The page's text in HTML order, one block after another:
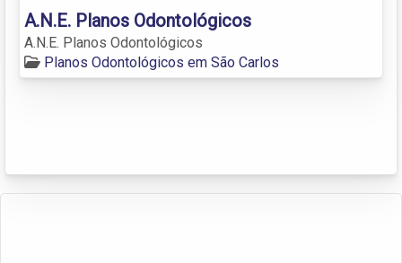
A.N.E. Planos Odontológicos
A.N.E. Planos Odontológicos
Planos Odontológicos em São Carlos